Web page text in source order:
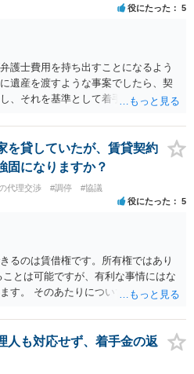
役にたった 5
護士費用を持ち出すことになるよう
遺産を渡すような事案でしたら、契
、それを基準として着手金を設定
ないで契約はできないです。依頼者
す。
を貸していたが、賃貸契約
固になりますか？
代理交渉 #調停 #協議
役にたった 5
るのは賃借権です。所有権ではあり
とは可能ですが、有利な事情にはな
す。 そのあたりについては、お近く
人も対応せず、着手金の返